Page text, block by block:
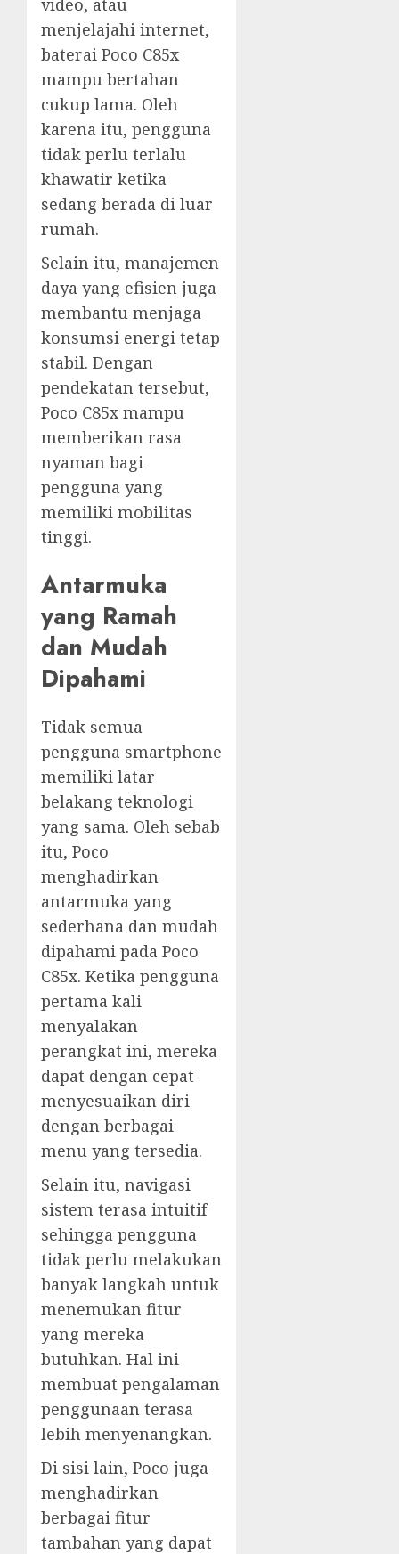
video, atau
menjelajahi internet,
baterai Poco C85x
mampu bertahan
cukup lama. Oleh
karena itu, pengguna
tidak perlu terlalu
khawatir ketika
sedang berada di luar
rumah.
Selain itu, manajemen
daya yang efisien juga
membantu menjaga
konsumsi energi tetap
stabil. Dengan
pendekatan tersebut,
Poco C85x mampu
memberikan rasa
nyaman bagi
pengguna yang
memiliki mobilitas
tinggi.
Antarmuka
yang Ramah
dan Mudah
Dipahami
Tidak semua
pengguna smartphone
memiliki latar
belakang teknologi
yang sama. Oleh sebab
itu, Poco
menghadirkan
antarmuka yang
sederhana dan mudah
dipahami pada Poco
C85x. Ketika pengguna
pertama kali
menyalakan
perangkat ini, mereka
dapat dengan cepat
menyesuaikan diri
dengan berbagai
menu yang tersedia.
Selain itu, navigasi
sistem terasa intuitif
sehingga pengguna
tidak perlu melakukan
banyak langkah untuk
menemukan fitur
yang mereka
butuhkan. Hal ini
membuat pengalaman
penggunaan terasa
lebih menyenangkan.
Di sisi lain, Poco juga
menghadirkan
berbagai fitur
tambahan yang dapat